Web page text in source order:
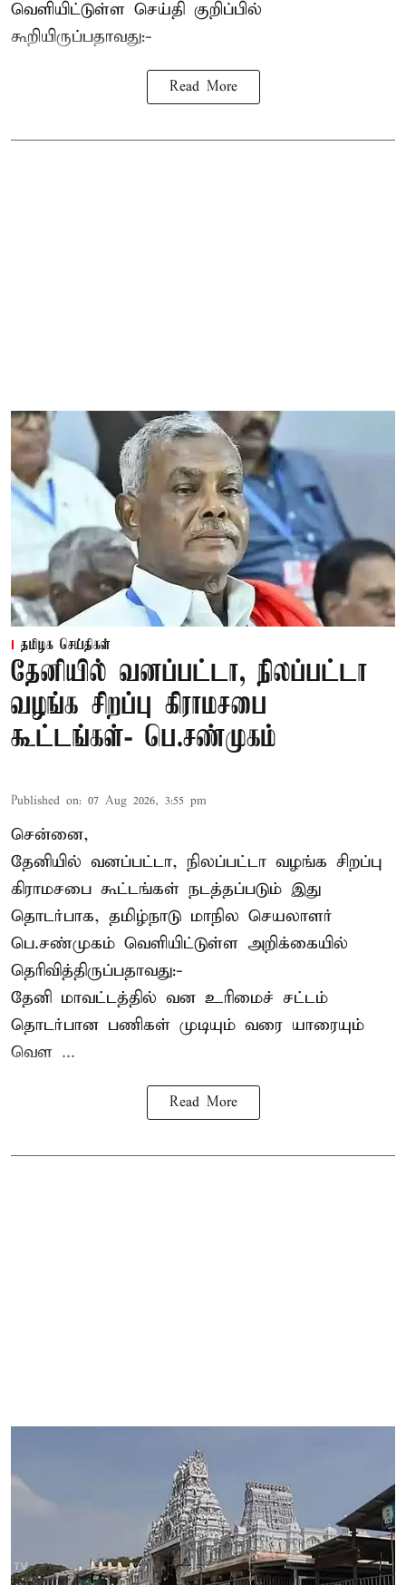
வெளியிட்டுள்ள செய்தி குறிப்பில்
கூறியிருப்பதாவது:-
Read More
தமிழக செய்திகள்
தேனியில் வனப்பட்டா, நிலப்பட்டா
வழங்க சிறப்பு கிராமசபை
கூட்டங்கள்- பெ.சண்முகம்
Published on: 07 Aug 2026, 3:55 pm
சென்னை,
தேனியில் வனப்பட்டா, நிலப்பட்டா வழங்க சிறப்பு
கிராமசபை கூட்டங்கள் நடத்தப்படும் இது
தொடர்பாக, தமிழ்நாடு மாநில செயலாளர்
பெ.சண்முகம் வெளியிட்டுள்ள அறிக்கையில்
தெரிவித்திருப்பதாவது:-
தேனி மாவட்டத்தில் வன உரிமைச் சட்டம்
தொடர்பான பணிகள் முடியும் வரை யாரையும்
வெள ...
Read More